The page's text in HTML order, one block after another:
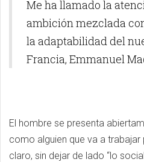
Me ha llamado la
ambición mezclada
la adaptabilidad del
Francia, Emmanuel
El hombre se presenta
como alguien que va a
claro, sin dejar de lado “lo